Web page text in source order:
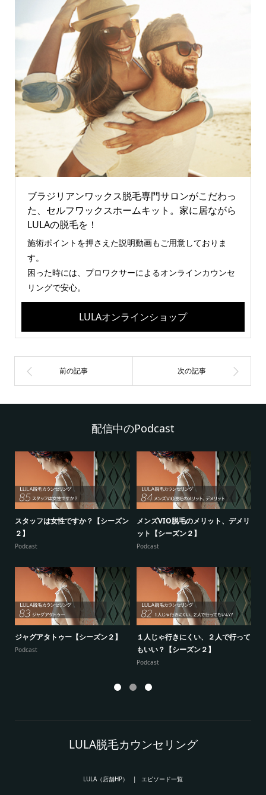
ブラジリアンワックス脱毛専門サロンがこだわっ
た、セルフワックスホームキット。家に居ながら
LULAの脱毛を！
施術ポイントを押さえた説明動画もご用意しておりま
す。
困った時には、プロワクサーによるオンラインカウンセ
リングで安心。
LULAオンラインショップ
配信中のPodcast
スタッフは女性ですか？【シーズン
２】
Podcast
メンズVIO脱毛のメリット、デメリ
ット【シーズン２】
Podcast
ジャグアタトゥー【シーズン２】
Podcast
１人じゃ行きにくい、２人で行って
もいい？【シーズン２】
Podcast
LULA脱毛カウンセリング
LULA（店舗HP） エピソード一覧